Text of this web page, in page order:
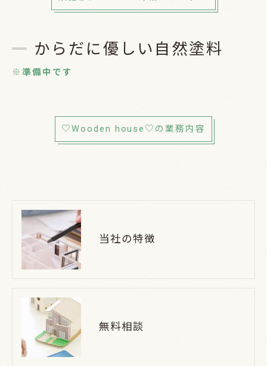
※準備中です
からだに優しい自然塗料
♡Wooden house♡の業務内容
当社の特徴
無料相談